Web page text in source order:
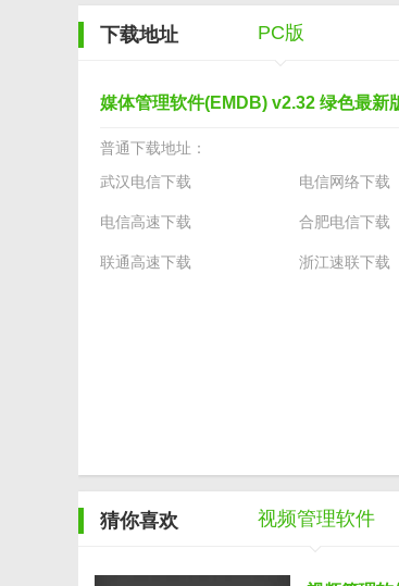
媒体管理软件(EMDB) v2.32 绿色最新版
普通下载地址：